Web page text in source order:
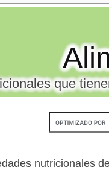
que
nutricionales